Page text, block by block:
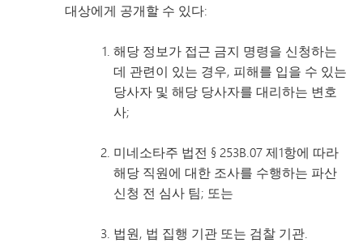
대상에게 공개할 수 있다:
해당 정보가 접근 금지 명령을 신청하는
데 관련이 있는 경우, 피해를 입을 수 있는
당사자 및 해당 당사자를 대리하는 변호
사;
미네소타주 법전 § 253B.07 제1항에 따라
해당 직원에 대한 조사를 수행하는 파산
신청 전 심사 팀; 또는
법원, 법 집행 기관 또는 검찰 기관.